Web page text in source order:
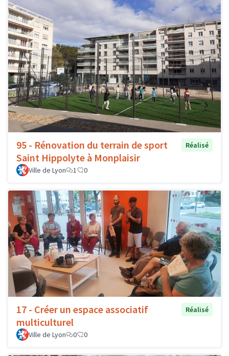
95 - Rénovation du terrain de sport
Saint Hippolyte à Monplaisir
Réalisé
Ville de Lyon 1 0
17 - Créer un espace associatif
multiculturel
Réalisé
Ville de Lyon 0 0